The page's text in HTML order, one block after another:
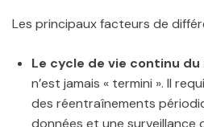
Les principaux facteurs de
Le cycle de vie continu du
n’est jamais « termini ». Il
des réentraînements